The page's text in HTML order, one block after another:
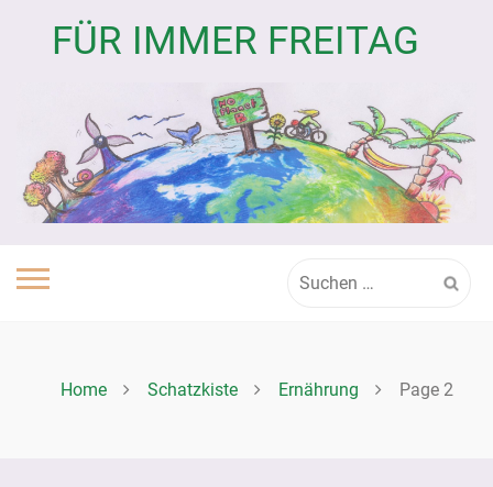
FÜR IMMER FREITAG
nach:
Home Schatzkiste Ernährung Page 2